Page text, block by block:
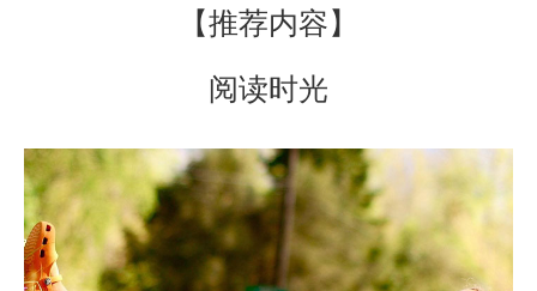
【推荐内容】
阅读时光